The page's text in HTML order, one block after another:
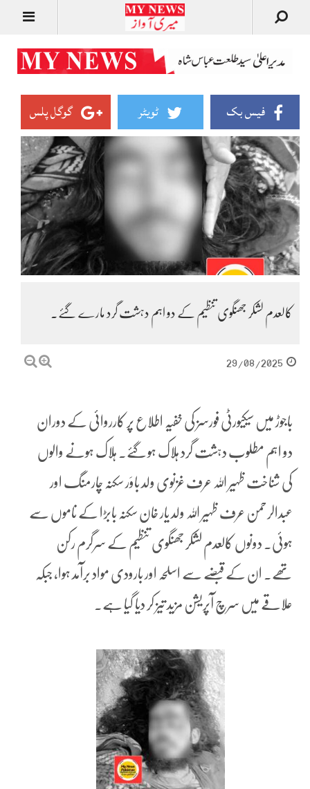
فیس بک ٹویٹر گوگل پلس
کالعدم لشکر جھنگوی تنظیم کے دو اہم دہشت گرد مارے گئے۔
29/08/2025
باجوڑ میں سیکیورٹی فورسز کی خفیہ اطلاع پر کارروائی کے دوران
دو اہم مطلوب دہشت گرد ہلاک ہو گئے۔ ہلاک ہونے والوں
کی شناخت ظہیر اللہ عرف غزنوی ولد باوَر سکنہ چارمنگ اور
عبدالرحمن عرف ظہیر اللہ ولد یار خان سکنہ بابڑا کے ناموں سے
ہوئی۔ دونوں کالعدم لشکر جھنگوی تنظیم کے سرگرم رکن
تھے۔ ان کے قبضے سے اسلحہ اور بارودی مواد برآمد ہوا، جبکہ
علاقے میں سرچ آپریشن مزید تیز کر دیا گیا ہے۔